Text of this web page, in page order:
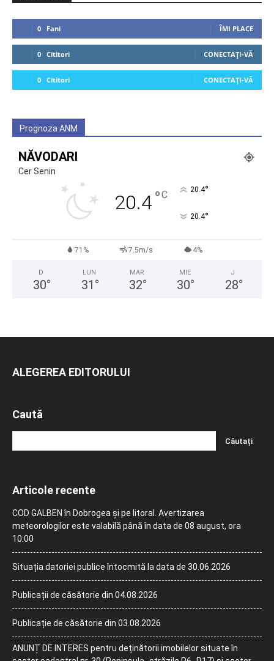
0 Fani ÎMI PLACE
0 Cititori CONECTAȚI-VĂ
0 Cititori CONECTAȚI-VĂ
Prognoza ANM
NĂVODARI
Cer Senin
20.4°C 20.4°
20.4°
71% 7.5m/s 4%
D
30°
LUN
31 °
MAR
32°
MIE
30°
J
28°
ALEGEREA EDITORULUI
Caută
Articole recente
COD GALBEN în Dobrogea și pe litoral. Avertizarea
meteorologilor este valabilă până în data de 08 august, ora
10:00
Situația datoriei publice întocmită la data de 30.06.2026
Publicații de căsătorie din 04.08.2026
Publicație de căsătorie din 03.08.2026
ANUNȚ DE INTERES pentru deținătorii imobilelor situate în